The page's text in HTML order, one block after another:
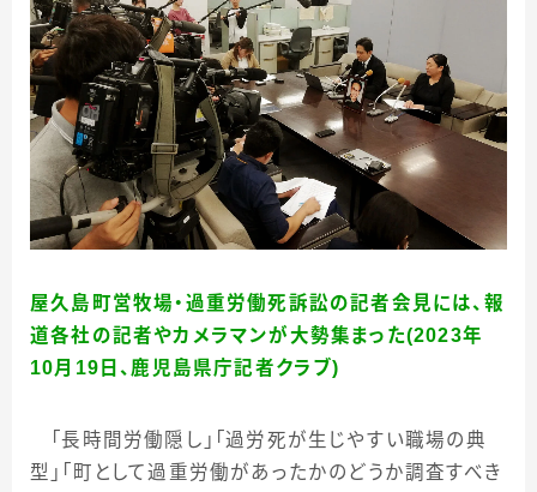
屋久島町営牧場・過重労働死訴訟の記者会見には、報
道各社の記者やカメラマンが大勢集まった(2023年
10月19日、鹿児島県庁記者クラブ)
「長時間労働隠し」「過労死が生じやすい職場の典
型」 「町として過重労働があったかのどうか調査すべき